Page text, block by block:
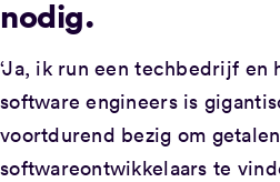
nodig.
‘Ja, ik run een techbedrijf en
software engineers is
voortdurend bezig om
softwareontwikkelaars te